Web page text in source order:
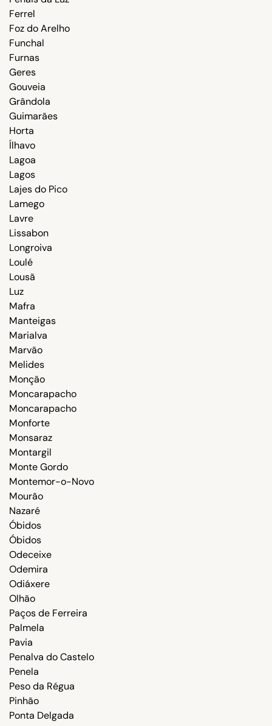
Ferrel
Foz do Arelho
Funchal
Furnas
Geres
Gouveia
Grândola
Guimarães
Horta
Ílhavo
Lagoa
Lagos
Lajes do Pico
Lamego
Lavre
Lissabon
Longroiva
Loulé
Lousã
Luz
Mafra
Manteigas
Marialva
Marvão
Melides
Monção
Moncarapacho
Moncarapacho
Monforte
Monsaraz
Montargil
Monte Gordo
Montemor-o-Novo
Mourão
Nazaré
Óbidos
Óbidos
Odeceixe
Odemira
Odiáxere
Olhão
Paços de Ferreira
Palmela
Pavia
Penalva do Castelo
Penela
Peso da Régua
Pinhão
Ponta Delgada